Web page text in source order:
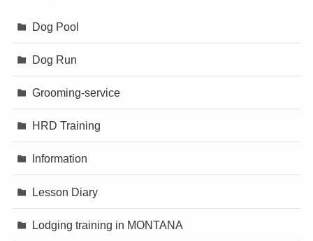
Dog Pool
Dog Run
Grooming-service
HRD Training
Information
Lesson Diary
Lodging training in MONTANA